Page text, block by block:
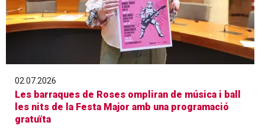
02.07.2026
Les barraques de Roses ompliran de música i ball
les nits de la Festa Major amb una programació
gratuïta